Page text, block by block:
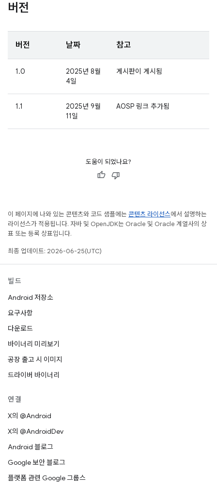
버전
버전 날짜 참고
1.0
2025년 8월
4일
게시판이 게시됨
1.1
2025년 9월
11일
AOSP 링크 추가됨
도움이 되었나요?
이 페이지에 나와 있는 콘텐츠와 코드 샘플에는 콘텐츠 라이선스에서 설명하는
라이선스가 적용됩니다. 자바 및 OpenJDK는 Oracle 및 Oracle 계열사의 상
표 또는 등록 상표입니다.
최종 업데이트: 2026-06-25(UTC)
빌드
Android 저장소
요구사항
다운로드
바이너리 미리보기
공장 출고 시 이미지
드라이버 바이너리
연결
X의 @Android
X의 @AndroidDev
Android 블로그
Google 보안 블로그
플랫폼 관련 Google 그룹스